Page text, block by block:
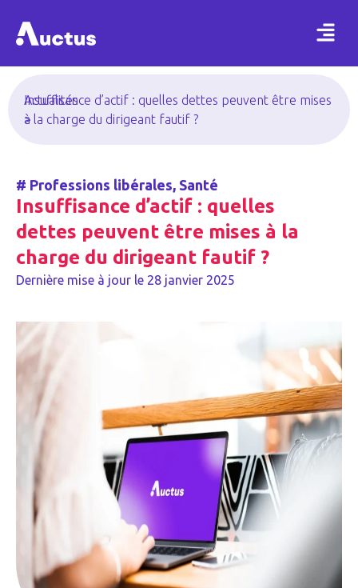
Actualités
>
Insuffisance d’actif : quelles dettes peuvent être mises
à la charge du dirigeant fautif ?
# Professions libérales, Santé
Insuffisance d’actif : quelles
dettes peuvent être mises à la
charge du dirigeant fautif ?
Dernière mise à jour le 28 janvier 2025